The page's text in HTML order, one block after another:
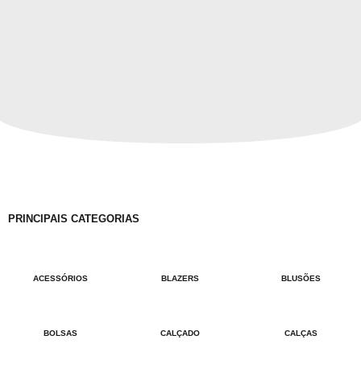
PRINCIPAIS CATEGORIAS
ACESSÓRIOS BLAZERS BLUSÕES
BOLSAS CALÇADO CALÇAS